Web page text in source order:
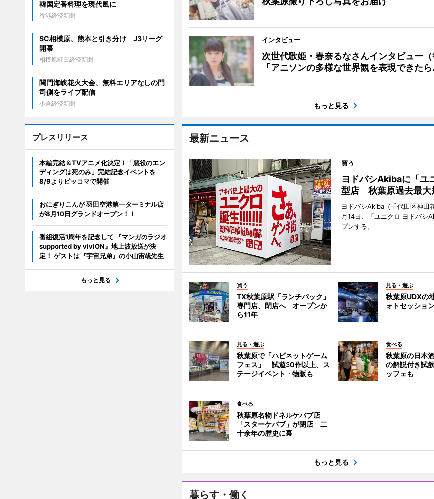
インタビュー
次世代歌姫・春奈るなさんインタビュー（
「アニソンの多様な世界観を表現できたら
もっと見る
最新ニュース
買う
ヨドバシAkibaに「ユ
型店 秋葉原過去最大
ヨドバシAkiba（千代田区神田
月14日、「ユニクロ ヨドバシ
プンする。
買う
TX秋葉原駅「ランチパック」
専門店、閉店へ オープンか
ら11年
見る・遊ぶ
秋葉原UDXの
ォトセッショ
見る・遊ぶ
秋葉原で「ハピネットゲーム
フェス」 試遊30作以上、ス
テージイベント・物販も
食べる
秋葉原の日本
の解説付き試
ッフェも
食べる
秋葉原名物ドネルケバブ店
「スターケバブ」が閉店 二
十余年の歴史に幕
もっと見る
暮らす・働く
韓国定番料理を現代風に
香港経済新聞
SC相模原、熊本と引き分け J3リーグ
開幕
相模原町田経済新聞
関門海峡花火大会、無料エリアなしの門
司側をライブ配信
小倉経済新聞
プレスリリース
本編完結＆TVアニメ化決定！「悪役のエン
ディングは死のみ」完結記念イベントを
8/9よりピッコマで開催
おにぎりこんが 羽田空港第一ターミナル店
が8月10日グランドオープン！！
番組復活1周年を記念して 『マンガのラジオ
supported by viviON』地上波放送が決
定！ ゲストは『宇宙兄弟』の小山宙哉先生
もっと見る